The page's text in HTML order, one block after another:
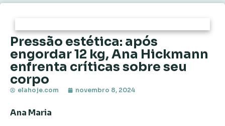
Pressão estética: após
engordar 12 kg, Ana Hickmann
enfrenta críticas sobre seu
corpo
elahoje.com novembro 8, 2024
Ana Maria